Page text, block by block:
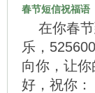
春节短信祝福语
在你春
乐，
向你，让
好，祝你：